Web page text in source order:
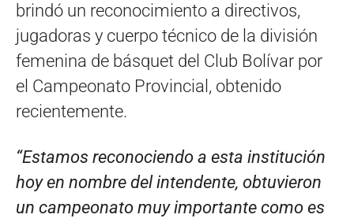
brindó un reconocimiento a directivos,
jugadoras y cuerpo técnico de la división
femenina de básquet del Club Bolívar por
el Campeonato Provincial, obtenido
recientemente.
“Estamos reconociendo a esta institución
hoy en nombre del intendente, obtuvieron
un campeonato muy importante como es